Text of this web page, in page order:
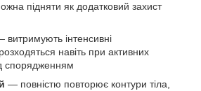
підняти як додатковий захист
витримують інтенсивні
навіть при активних
спорядженням
— повністю повторює контури тіла,